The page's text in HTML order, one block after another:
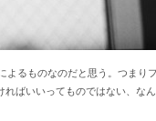
よるものなのだと思う。つまり
ばいいってものではない、な